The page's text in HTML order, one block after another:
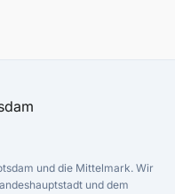
und die Mittelmark. Wir
und dem